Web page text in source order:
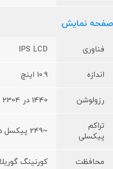
صفحه نمایش
فناوری IPS LCD
اندازه 10.9 اینچ
رزولوشن 1440 در 2304 پیکسل
تراکم
پیکسلی
~249 پیکسل در اینچ
محافظت کورنینگ